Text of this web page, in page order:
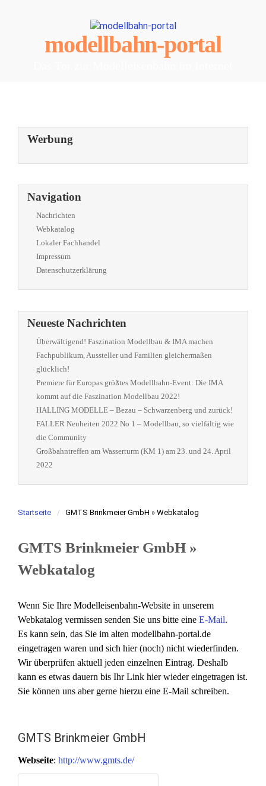
modellbahn-portal
Werbung
Navigation
Nachrichten
Webkatalog
Lokaler Fachhandel
Impressum
Datenschutzerklärung
Neueste Nachrichten
Überwältigend! Faszination Modellbau & IMA machen
Fachpublikum, Aussteller und Familien gleichermaßen
glücklich!
Premiere für Europas größtes Modellbahn-Event: Die IMA
kommt auf die Faszination Modellbau 2022!
HALLING MODELLE – Bezau – Schwarzenberg und zurück!
FALLER Neuheiten 2022 No 1 – Modellbau, so vielfältig wie
die Community
Großbahntreffen am Wasserturm (KM 1) am 23. und 24. April
2022
Startseite GMTS Brinkmeier GmbH » Webkatalog
GMTS Brinkmeier GmbH »
Webkatalog
Wenn Sie Ihre Modelleisenbahn-Website in unserem
Webkatalog vermissen senden Sie uns bitte eine E-Mail.
Es kann sein, das Sie im alten modellbahn-portal.de
eingetragen waren und sich hier (noch) nicht wiederfinden.
Wir überprüfen aktuell jeden einzelnen Eintrag. Deshalb
kann es etwas dauern bis Ihr Link hier wieder eingetragen ist.
Sie können uns aber gerne hierzu eine E-Mail schreiben.
GMTS Brinkmeier GmbH
Webseite: http://www.gmts.de/